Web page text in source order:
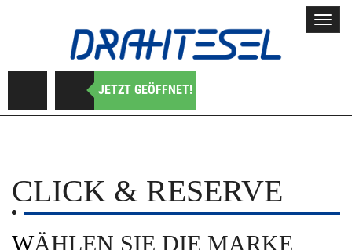
JETZT GEÖFFNET!
CLICK & RESERVE
WÄHLEN SIE DIE MARKE